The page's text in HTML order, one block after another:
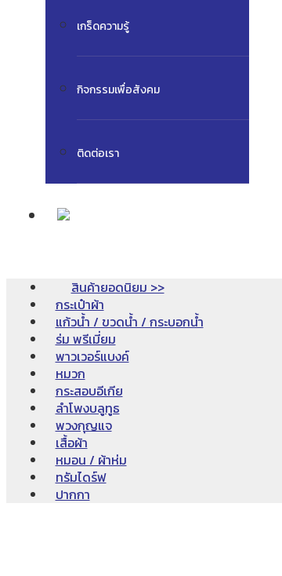
เกร็ดความรู้
กิจกรรมเพื่อสังคม
ติดต่อเรา
สินค้ายอดนิยม >>
กระเป๋าผ้า
แก้วน้ำ / ขวดน้ำ / กระบอกน้ำ
ร่ม พรีเมี่ยม
พาวเวอร์แบงค์
หมวก
กระสอบอีเกีย
ลำโพงบลูทูธ
พวงกุญแจ
เสื้อผ้า
หมอน / ผ้าห่ม
ทรัมไดร์ฟ
ปากกา